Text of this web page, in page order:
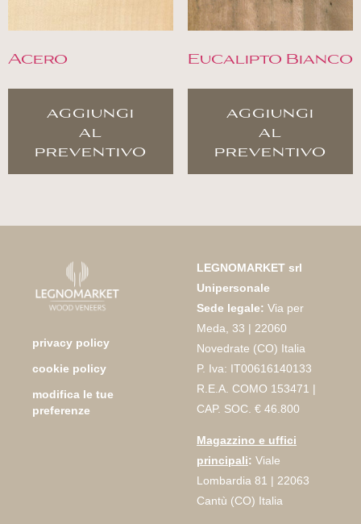
Acero
aggiungi
al
preventivo
Eucalipto Bianco
aggiungi
al
preventivo
privacy policy
cookie policy
modifica le tue
preferenze
LEGNOMARKET srl
Unipersonale
Sede legale: Via per
Meda, 33 | 22060
Novedrate (CO) Italia
P. Iva: IT00616140133
R.E.A. COMO 153471 |
CAP. SOC. € 46.800
Magazzino e uffici
principali: Viale
Lombardia 81 | 22063
Cantù (CO) Italia